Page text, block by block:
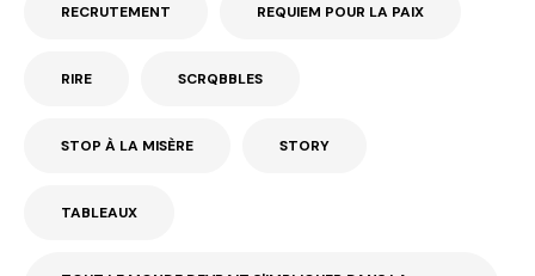
RECRUTEMENT REQUIEM POUR LA PAIX
RIRE SCRQBBLES
STOP À LA MISÈRE STORY
TABLEAUX